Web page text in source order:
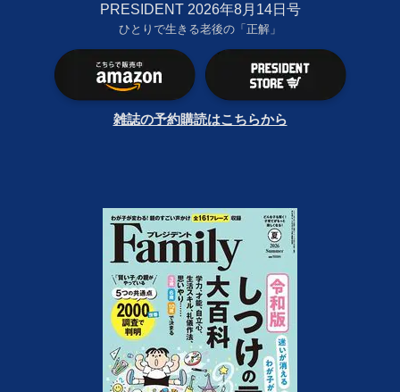
PRESIDENT 2026年8月14日号
ひとりで生きる老後の「正解」
雑誌の予約購読はこちらから